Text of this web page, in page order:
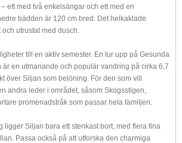
ett med två enkelsängar och ett med en
bädden är 120 cm bred. Det helkaklade
utrustat med dusch.
till en aktiv semester. En tur upp på Gesunda
är en utmanande och populär vandring på cirka 6,7
över Siljan som belöning. För den som vill
andra leder i området, såsom Skogsstigen,
promenadstråk som passar hela familjen.
ligger Siljan bara ett stenkast bort, med flera fina
Passa också på att utforska den charmiga